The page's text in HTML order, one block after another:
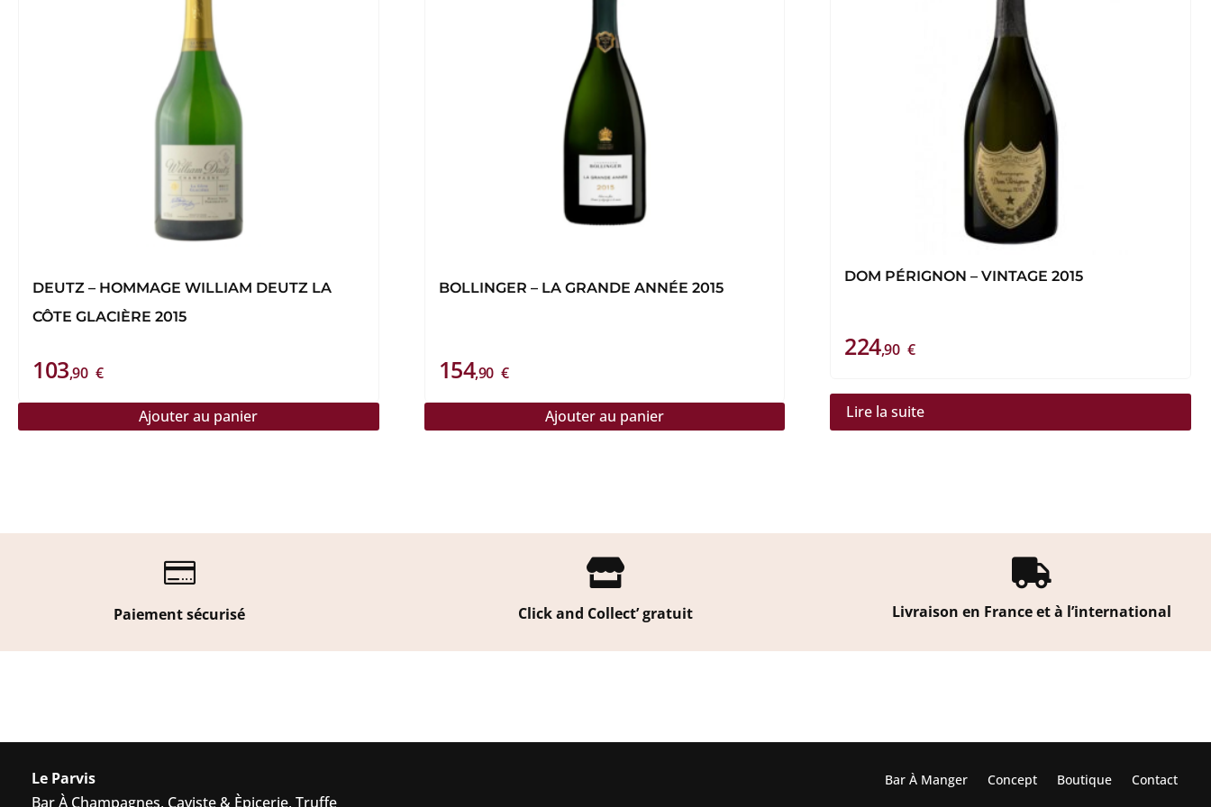
DEUTZ – HOMMAGE WILLIAM DEUTZ LA
CÔTE GLACIÈRE 2015
103,90 €
Ajouter au panier
BOLLINGER – LA GRANDE ANNÉE 2015
154,90 €
Ajouter au panier
DOM PÉRIGNON – VINTAGE 2015
224,90 €
Lire la suite

Paiement sécurisé

Click and Collect’ gratuit

Livraison en France et à l’international
Le Parvis
Bar À Champagnes, Caviste & Èpicerie, Truffe
Bar À Manger Concept Boutique Contact